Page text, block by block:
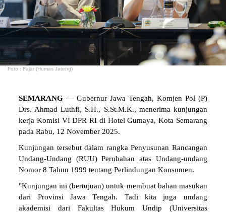
Foto : Fajar (Humas Jateng)
SEMARANG— Gubernur Jawa Tengah, Komjen Pol (P)
Drs. Ahmad Luthfi, S.H., S.St.M.K., menerima kunjungan
kerja Komisi VI DPR RI di Hotel Gumaya, Kota Semarang
pada Rabu, 12 November 2025.
Kunjungan tersebut dalam rangka Penyusunan Rancangan
Undang-Undang (RUU) Perubahan atas Undang-undang
Nomor 8 Tahun 1999 tentang Perlindungan Konsumen.
"Kunjungan ini (bertujuan) untuk membuat bahan masukan
dari Provinsi Jawa Tengah. Tadi kita juga undang
akademisi dari Fakultas Hukum Undip (Universitas